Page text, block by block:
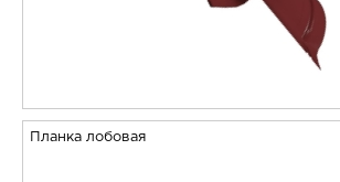
Планка лобовая